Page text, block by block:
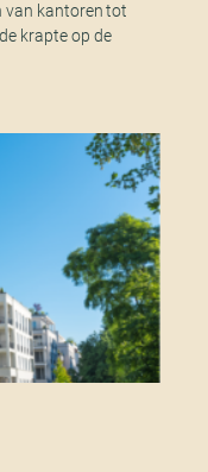
van kantoren tot
krapte op de